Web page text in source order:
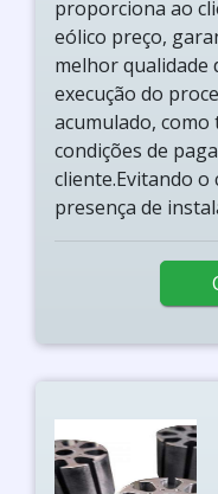
proporciona ao
eólico preço,
melhor qualidade
execução do
acumulado,
condições de
cliente.Evitando o
presença de